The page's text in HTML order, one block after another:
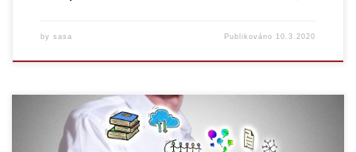
by sasa Publikováno 10.3.2020